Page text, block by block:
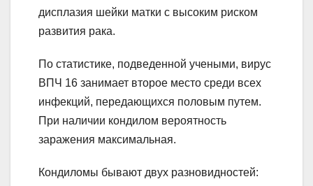
дисплазия шейки матки с высоким риском
развития рака.
По статистике, подведенной учеными, вирус
ВПЧ 16 занимает второе место среди всех
инфекций, передающихся половым путем.
При наличии кондилом вероятность
заражения максимальная.
Кондиломы бывают двух разновидностей: